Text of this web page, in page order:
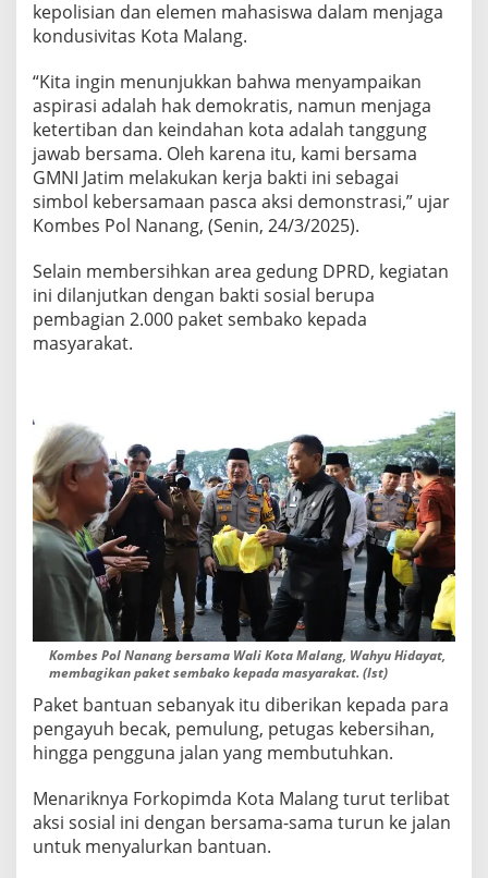
i
m
K
e
r
j
a
a
k
t
c
a
A
k
s
i
D
m
o
d
a
n
a
k
kepolisian dan elemen mahasiswa dalam menjaga
kondusivitas Kota Malang.
“Kita ingin menunjukkan bahwa menyampaikan
aspirasi adalah hak demokratis, namun menjaga
ketertiban dan keindahan kota adalah tanggung
jawab bersama. Oleh karena itu, kami bersama
GMNI Jatim melakukan kerja bakti ini sebagai
simbol kebersamaan pasca aksi demonstrasi,” ujar
Kombes Pol Nanang, (Senin, 24/3/2025).
Selain membersihkan area gedung DPRD, kegiatan
ini dilanjutkan dengan bakti sosial berupa
pembagian 2.000 paket sembako kepada
masyarakat.
Kombes Pol Nanang bersama Wali Kota Malang, Wahyu Hidayat,
membagikan paket sembako kepada masyarakat. (Ist)
Paket bantuan sebanyak itu diberikan kepada para
pengayuh becak, pemulung, petugas kebersihan,
hingga pengguna jalan yang membutuhkan.
Menariknya Forkopimda Kota Malang turut terlibat
aksi sosial ini dengan bersama-sama turun ke jalan
untuk menyalurkan bantuan.